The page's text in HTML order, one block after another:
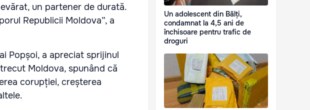
un partener de durată.
Republicii Moldova”, a
Popșoi, a apreciat sprijinul
Moldova, spunând că
corupției, creșterea
Un adolescent din Bălți,
condamnat la 4,5 ani de
închisoare pentru trafic de
droguri